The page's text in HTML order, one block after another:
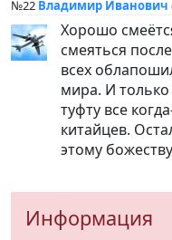
№22 Владимир Иванович
Хорошо
смеяться
всех
мира. И только
туфту все
китайцев.
этому
Информация